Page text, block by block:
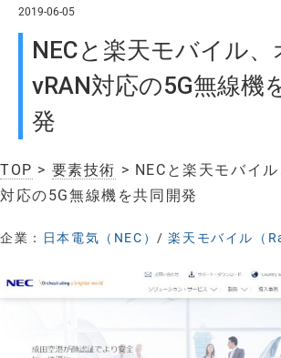
2019-06-05
NECと楽天モバイル、
vRAN対応の5G無線機
発
TOP > 要素技術 > NECと楽天モバイ
対応の5G無線機を共同開発
企業： 日本電気（NEC）/楽天モバイル（